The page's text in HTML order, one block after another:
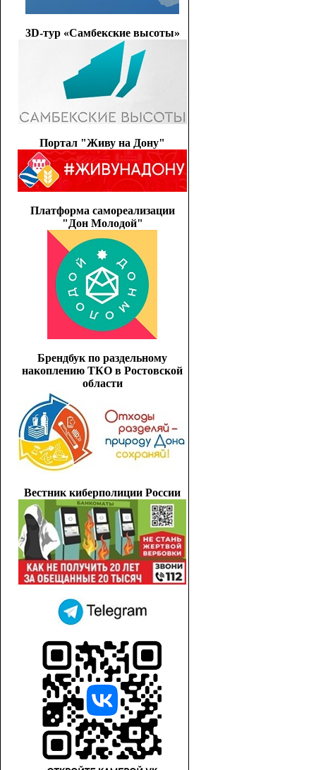
3D-тур «Самбекские высоты»
Портал "Живу на Дону"
Платформа самореализации
"Дон Молодой"
Брендбук по раздельному
накоплению ТКО в Ростовской
области
Вестник киберполиции России